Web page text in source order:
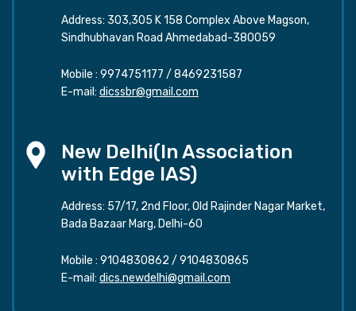
Address: 303,305 K 158 Complex Above Magson,
Sindhubhavan Road Ahmedabad-380059
Mobile : 9974751177 / 8469231587
E-mail: dicssbr@gmail.com
New Delhi(In Association
with Edge IAS)
Address: 57/17, 2nd Floor, Old Rajinder Nagar Market,
Bada Bazaar Marg, Delhi-60
Mobile : 9104830862 / 9104830865
E-mail: dics.newdelhi@gmail.com